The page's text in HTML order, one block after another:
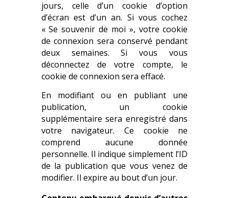
jours, celle d’un cookie d’option
d’écran est d’un an. Si vous cochez
« Se souvenir de moi », votre cookie
de connexion sera conservé pendant
deux semaines. Si vous vous
déconnectez de votre compte, le
cookie de connexion sera effacé.
En modifiant ou en publiant une
publication, un cookie
supplémentaire sera enregistré dans
votre navigateur. Ce cookie ne
comprend aucune donnée
personnelle. Il indique simplement l’ID
de la publication que vous venez de
modifier. Il expire au bout d’un jour.